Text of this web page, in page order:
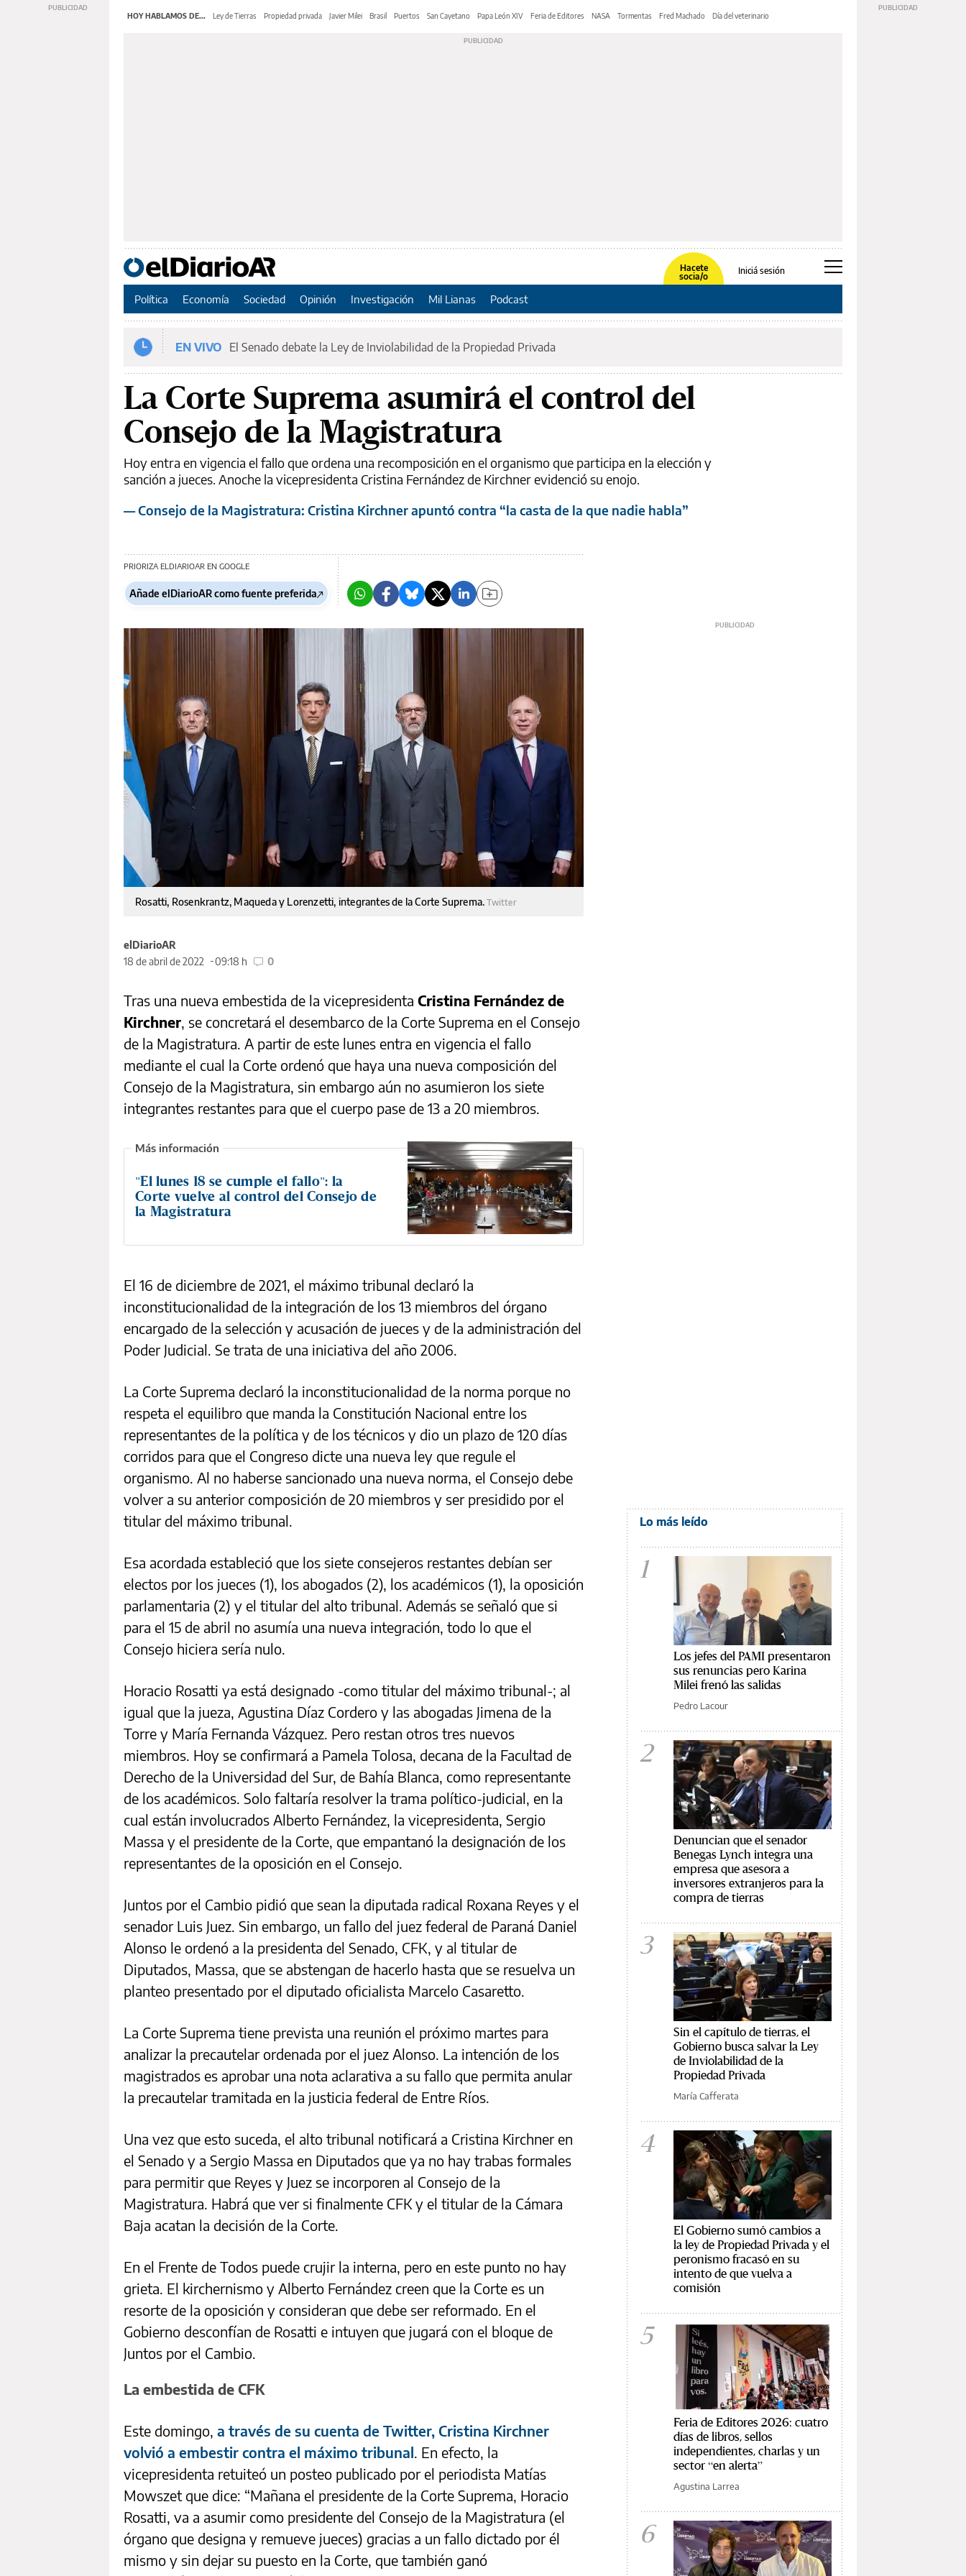
HOY HABLAMOS DE... Ley de Tierras Propiedad privada Javier Milei Brasil Puertos San Cayetano Papa León XIV Feria de Editores NASA Tormentas Fred Machado Día del veterinario
Hacete
socia/o
Iniciá sesión
Política Economía Sociedad Opinión Investigación Mil Lianas Podcast
EN VIVO El Senado debate la Ley de Inviolabilidad de la Propiedad Privada
La Corte Suprema asumirá el control del
Consejo de la Magistratura
Hoy entra en vigencia el fallo que ordena una recomposición en el organismo que participa en la elección y
sanción a jueces. Anoche la vicepresidenta Cristina Fernández de Kirchner evidenció su enojo.
— Consejo de la Magistratura: Cristina Kirchner apuntó contra “la casta de la que nadie habla”
PRIORIZA ELDIARIOAR EN GOOGLE
Añade elDiarioAR como fuente preferida
Rosatti, Rosenkrantz, Maqueda y Lorenzetti, integrantes de la Corte Suprema.Twitter
elDiarioAR
18 de abril de 2022
09:18 h 0
Tras una nueva embestida de la vicepresidenta Cristina Fernández de
Kirchner, se concretará el desembarco de la Corte Suprema en el Consejo
de la Magistratura. A partir de este lunes entra en vigencia el fallo
mediante el cual la Corte ordenó que haya una nueva composición del
Consejo de la Magistratura, sin embargo aún no asumieron los siete
integrantes restantes para que el cuerpo pase de 13 a 20 miembros.
"El lunes 18 se cumple el fallo": la
Corte vuelve al control del Consejo de
la Magistratura
El 16 de diciembre de 2021, el máximo tribunal declaró la
inconstitucionalidad de la integración de los 13 miembros del órgano
encargado de la selección y acusación de jueces y de la administración del
Poder Judicial. Se trata de una iniciativa del año 2006.
La Corte Suprema declaró la inconstitucionalidad de la norma porque no
respeta el equilibro que manda la Constitución Nacional entre los
representantes de la política y de los técnicos y dio un plazo de 120 días
corridos para que el Congreso dicte una nueva ley que regule el
organismo. Al no haberse sancionado una nueva norma, el Consejo debe
volver a su anterior composición de 20 miembros y ser presidido por el
titular del máximo tribunal.
Esa acordada estableció que los siete consejeros restantes debían ser
electos por los jueces (1), los abogados (2), los académicos (1), la oposición
parlamentaria (2) y el titular del alto tribunal. Además se señaló que si
para el 15 de abril no asumía una nueva integración, todo lo que el
Consejo hiciera sería nulo.
Horacio Rosatti ya está designado -como titular del máximo tribunal-; al
igual que la jueza, Agustina Díaz Cordero y las abogadas Jimena de la
Torre y María Fernanda Vázquez. Pero restan otros tres nuevos
miembros. Hoy se confirmará a Pamela Tolosa, decana de la Facultad de
Derecho de la Universidad del Sur, de Bahía Blanca, como representante
de los académicos. Solo faltaría resolver la trama político-judicial, en la
cual están involucrados Alberto Fernández, la vicepresidenta, Sergio
Massa y el presidente de la Corte, que empantanó la designación de los
representantes de la oposición en el Consejo.
Juntos por el Cambio pidió que sean la diputada radical Roxana Reyes y el
senador Luis Juez. Sin embargo, un fallo del juez federal de Paraná Daniel
Alonso le ordenó a la presidenta del Senado, CFK, y al titular de
Diputados, Massa, que se abstengan de hacerlo hasta que se resuelva un
planteo presentado por el diputado oficialista Marcelo Casaretto.
La Corte Suprema tiene prevista una reunión el próximo martes para
analizar la precautelar ordenada por el juez Alonso. La intención de los
magistrados es aprobar una nota aclarativa a su fallo que permita anular
la precautelar tramitada en la justicia federal de Entre Ríos.
Una vez que esto suceda, el alto tribunal notificará a Cristina Kirchner en
el Senado y a Sergio Massa en Diputados que ya no hay trabas formales
para permitir que Reyes y Juez se incorporen al Consejo de la
Magistratura. Habrá que ver si finalmente CFK y el titular de la Cámara
Baja acatan la decisión de la Corte.
En el Frente de Todos puede crujir la interna, pero en este punto no hay
grieta. El kirchernismo y Alberto Fernández creen que la Corte es un
resorte de la oposición y consideran que debe ser reformado. En el
Gobierno desconfían de Rosatti e intuyen que jugará con el bloque de
Juntos por el Cambio.
La embestida de CFK
Este domingo, a través de su cuenta de Twitter, Cristina Kirchner
volvió a embestir contra el máximo tribunal. En efecto, la
vicepresidenta retuiteó un posteo publicado por el periodista Matías
Mowszet que dice: “Mañana el presidente de la Corte Suprema, Horacio
Rosatti, va a asumir como presidente del Consejo de la Magistratura (el
órgano que designa y remueve jueces) gracias a un fallo dictado por él
mismo y sin dejar su puesto en la Corte, que también ganó
Lo más leído
1
Los jefes del PAMI presentaron
sus renuncias pero Karina
Milei frenó las salidas
Pedro Lacour
2
Denuncian que el senador
Benegas Lynch integra una
empresa que asesora a
inversores extranjeros para la
compra de tierras
3
Sin el capítulo de tierras, el
Gobierno busca salvar la Ley
de Inviolabilidad de la
Propiedad Privada
María Cafferata
4
El Gobierno sumó cambios a
la ley de Propiedad Privada y el
peronismo fracasó en su
intento de que vuelva a
comisión
5
Feria de Editores 2026: cuatro
días de libros, sellos
independientes, charlas y un
sector “en alerta”
Agustina Larrea
6